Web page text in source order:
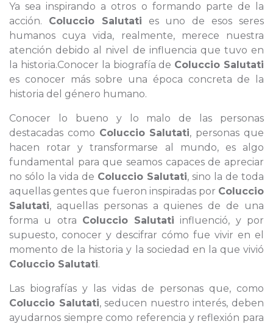
Ya sea inspirando a otros o formando parte de la
acción. Coluccio Salutati es uno de esos seres
humanos cuya vida, realmente, merece nuestra
atención debido al nivel de influencia que tuvo en
la historia.Conocer la biografía de Coluccio Salutati
es conocer más sobre una época concreta de la
historia del género humano.
Conocer lo bueno y lo malo de las personas
destacadas como Coluccio Salutati, personas que
hacen rotar y transformarse al mundo, es algo
fundamental para que seamos capaces de apreciar
no sólo la vida de Coluccio Salutati, sino la de toda
aquellas gentes que fueron inspiradas por Coluccio
Salutati, aquellas personas a quienes de de una
forma u otra Coluccio Salutati influenció, y por
supuesto, conocer y descifrar cómo fue vivir en el
momento de la historia y la sociedad en la que vivió
Coluccio Salutati.
Las biografías y las vidas de personas que, como
Coluccio Salutati, seducen nuestro interés, deben
ayudarnos siempre como referencia y reflexión para